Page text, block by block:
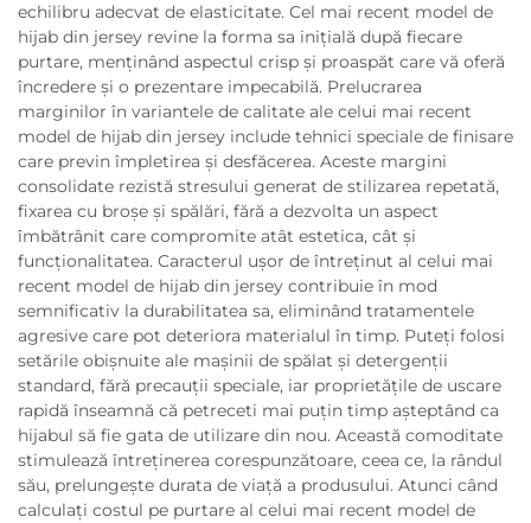
echilibru adecvat de elasticitate. Cel mai recent model de
hijab din jersey revine la forma sa inițială după fiecare
purtare, menținând aspectul crisp și proaspăt care vă oferă
încredere și o prezentare impecabilă. Prelucrarea
marginilor în variantele de calitate ale celui mai recent
model de hijab din jersey include tehnici speciale de finisare
care previn împletirea și desfăcerea. Aceste margini
consolidate rezistă stresului generat de stilizarea repetată,
fixarea cu broșe și spălări, fără a dezvolta un aspect
îmbătrânit care compromite atât estetica, cât și
funcționalitatea. Caracterul ușor de întreținut al celui mai
recent model de hijab din jersey contribuie în mod
semnificativ la durabilitatea sa, eliminând tratamentele
agresive care pot deteriora materialul în timp. Puteți folosi
setările obișnuite ale mașinii de spălat și detergenții
standard, fără precauții speciale, iar proprietățile de uscare
rapidă înseamnă că petreceti mai puțin timp așteptând ca
hijabul să fie gata de utilizare din nou. Această comoditate
stimulează întreținerea corespunzătoare, ceea ce, la rândul
său, prelungește durata de viață a produsului. Atunci când
calculați costul pe purtare al celui mai recent model de